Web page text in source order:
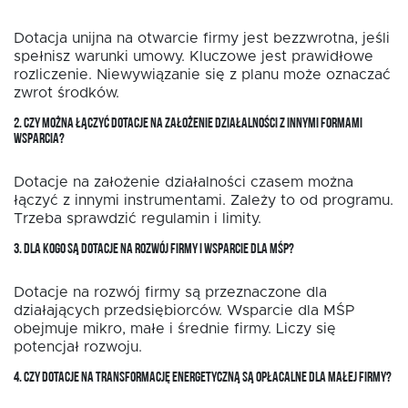
Dotacja unijna na otwarcie firmy jest bezzwrotna, jeśli
spełnisz warunki umowy. Kluczowe jest prawidłowe
rozliczenie. Niewywiązanie się z planu może oznaczać
zwrot środków.
2. CZY MOŻNA ŁĄCZYĆ DOTACJE NA ZAŁOŻENIE DZIAŁALNOŚCI Z INNYMI FORMAMI
WSPARCIA?
Dotacje na założenie działalności czasem można
łączyć z innymi instrumentami. Zależy to od programu.
Trzeba sprawdzić regulamin i limity.
3. DLA KOGO SĄ DOTACJE NA ROZWÓJ FIRMY I WSPARCIE DLA MŚP?
Dotacje na rozwój firmy są przeznaczone dla
działających przedsiębiorców. Wsparcie dla MŚP
obejmuje mikro, małe i średnie firmy. Liczy się
potencjał rozwoju.
4. CZY DOTACJE NA TRANSFORMACJĘ ENERGETYCZNĄ SĄ OPŁACALNE DLA MAŁEJ FIRMY?